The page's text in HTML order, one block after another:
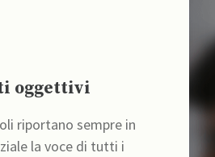
oggettivi
riportano sempre in
la voce di tutti i